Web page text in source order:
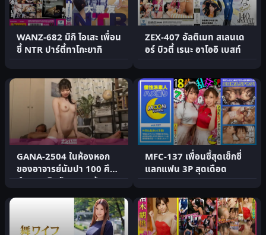
WANZ-682 มิกิ ไอเสะ เพื่อน
ซี้ NTR ปาร์ตี้ทาโกะยากิ
ZEX-407 อัลติเมท สเลนเด
อร์ บิวตี้ เรนะ อาโออิ เบสท์
GANA-2504 ในห้องหอก
ของอาจารย์นัมปา 100 ศึก
นำ SEX ยิงลับ 208 เข้าม.
MFC-137 เพื่อนซี้สุดเซ็กซี่
แลกแฟน 3P สุดเดือด